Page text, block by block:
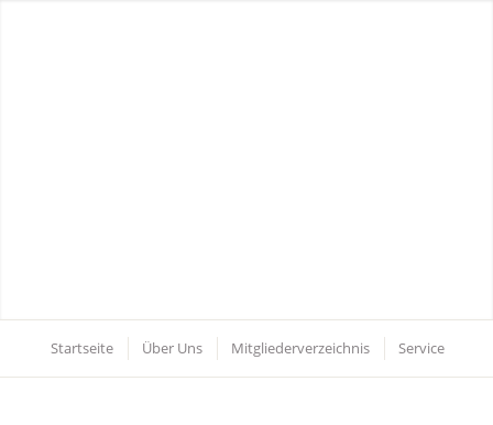
Startseite Über Uns Mitgliederverzeichnis Service